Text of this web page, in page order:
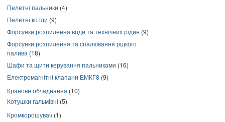
Пелетні пальники (4)
Пелетні котли (9)
Форсунки розпилення води та технічних рідин (9)
Форсунки розпилення та спалювання рідкого
палива (18)
Шафи та щити керування пальниками (16)
Електромагнітні клапани ЕМКГ8 (9)
Кранове обладнання (10)
Котушки гальмівні (5)
Кромкорошувач (1)